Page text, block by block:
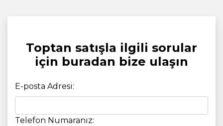
Toptan satışla ilgili sorular
için buradan bize ulaşın
E-posta Adresi:
Telefon Numaranız: